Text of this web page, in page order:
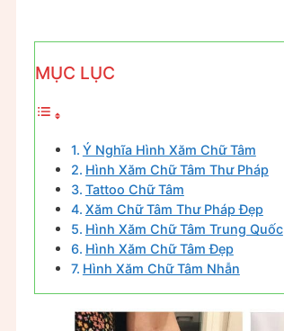
MỤC LỤC
Ý Nghĩa Hình Xăm Chữ Tâm
Hình Xăm Chữ Tâm Thư Pháp
Tattoo Chữ Tâm
Xăm Chữ Tâm Thư Pháp Đẹp
Hình Xăm Chữ Tâm Trung Quốc
Hình Xăm Chữ Tâm Đẹp
Hình Xăm Chữ Tâm Nhẫn